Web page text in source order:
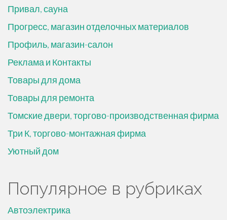
Привал, сауна
Прогресс, магазин отделочных материалов
Профиль, магазин-салон
Реклама и Контакты
Товары для дома
Товары для ремонта
Томские двери, торгово-производственная фирма
Три К, торгово-монтажная фирма
Уютный дом
Популярное в рубриках
Автоэлектрика